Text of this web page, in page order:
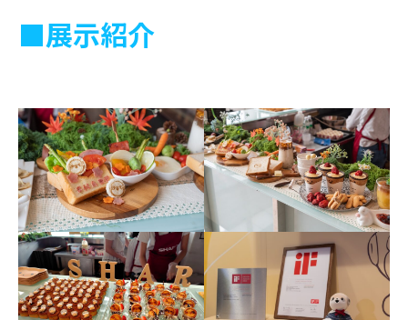
■展示紹介